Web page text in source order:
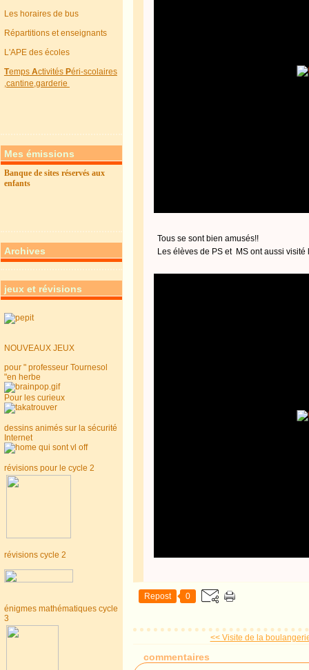
Les horaires de bus
Répartitions et enseignants
L'APE des écoles
TempsActivitésPéri-scolaires
,cantine,garderie
Mes émissions
Banque de sites réservés aux
enfants
Archives
jeux et révisions
NOUVEAUX JEUX
pour " professeur Tournesol
"en herbe
Pour les curieux
dessins animés sur la sécurité
Internet
révisions pour le cycle 2
révisions cycle 2
énigmes mathématiques cycle
3
Tous se sont bien amusés!!
Les élèves de PS et MS ont aussi visité
Repost 0
<< Visite de la
commentaires